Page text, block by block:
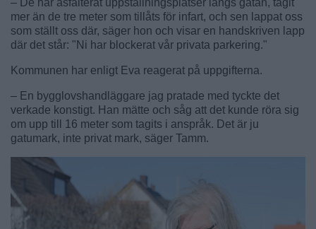
– De har asfalterat uppställningsplatser längs gatan, tagit
mer än de tre meter som tillåts för infart, och sen lappat oss
som ställt oss där, säger hon och visar en handskriven lapp
där det står: "Ni har blockerat vår privata parkering."
Kommunen har enligt Eva reagerat på uppgifterna.
– En bygglovshandläggare jag pratade med tyckte det
verkade konstigt. Han mätte och såg att det kunde röra sig
om upp till 16 meter som tagits i anspråk. Det är ju
gatumark, inte privat mark, säger Tamm.